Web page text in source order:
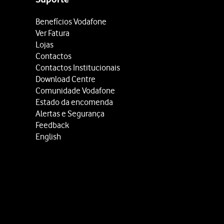
Benefícios Vodafone
Ver Fatura
Lojas
Contactos
Contactos Institucionais
Download Centre
Comunidade Vodafone
Estado da encomenda
Alertas e Segurança
Feedback
English